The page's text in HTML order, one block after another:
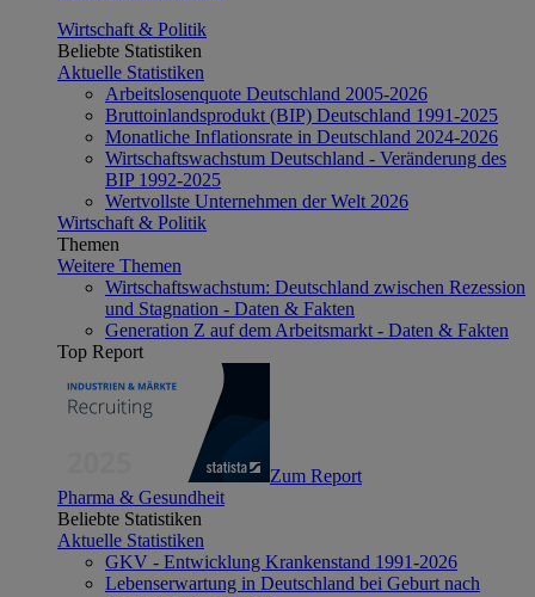
Wirtschaft & Politik
Beliebte Statistiken
Aktuelle Statistiken
Arbeitslosenquote Deutschland 2005-2026
Bruttoinlandsprodukt (BIP) Deutschland 1991-2025
Monatliche Inflationsrate in Deutschland 2024-2026
Wirtschaftswachstum Deutschland - Veränderung des
BIP 1992-2025
Wertvollste Unternehmen der Welt 2026
Wirtschaft & Politik
Themen
Weitere Themen
Wirtschaftswachstum: Deutschland zwischen Rezession
und Stagnation - Daten & Fakten
Generation Z auf dem Arbeitsmarkt - Daten & Fakten
Top Report
Zum Report
Pharma & Gesundheit
Beliebte Statistiken
Aktuelle Statistiken
GKV - Entwicklung Krankenstand 1991-2026
Lebenserwartung in Deutschland bei Geburt nach